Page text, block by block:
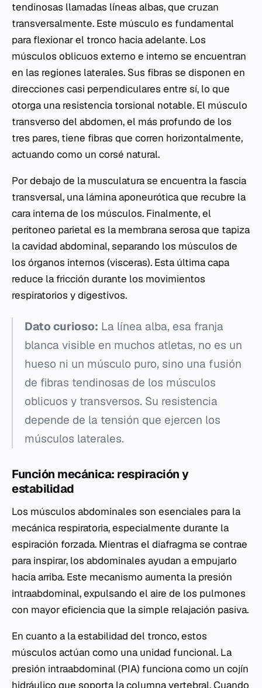
tendinosas llamadas líneas albas, que cruzan
transversalmente. Este músculo es fundamental
para flexionar el tronco hacia adelante. Los
músculos oblicuos externo e interno se encuentran
en las regiones laterales. Sus fibras se disponen en
direcciones casi perpendiculares entre sí, lo que
otorga una resistencia torsional notable. El músculo
transverso del abdomen, el más profundo de los
tres pares, tiene fibras que corren horizontalmente,
actuando como un corsé natural.
Por debajo de la musculatura se encuentra la fascia
transversal, una lámina aponeurótica que recubre la
cara interna de los músculos. Finalmente, el
peritoneo parietal es la membrana serosa que tapiza
la cavidad abdominal, separando los músculos de
los órganos internos (visceras). Esta última capa
reduce la fricción durante los movimientos
respiratorios y digestivos.
Dato curioso: La línea alba, esa franja
blanca visible en muchos atletas, no es un
hueso ni un músculo puro, sino una fusión
de fibras tendinosas de los músculos
oblicuos y transversos. Su resistencia
depende de la tensión que ejercen los
músculos laterales.
Función mecánica: respiración y
estabilidad
Los músculos abdominales son esenciales para la
mecánica respiratoria, especialmente durante la
espiración forzada. Mientras el diafragma se contrae
para inspirar, los abdominales ayudan a empujarlo
hacia arriba. Este mecanismo aumenta la presión
intraabdominal, expulsando el aire de los pulmones
con mayor eficiencia que la simple relajación pasiva.
En cuanto a la estabilidad del tronco, estos
músculos actúan como una unidad funcional. La
presión intraabdominal (PIA) funciona como un cojín
hidráulico que soporta la columna vertebral. Cuando